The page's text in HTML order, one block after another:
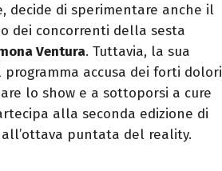
decide di sperimentare anche il
dei concorrenti della sesta
Ventura. Tuttavia, la sua
accusa dei forti dolori
lo show e a sottoporsi a cure
alla seconda edizione di
puntata del reality.